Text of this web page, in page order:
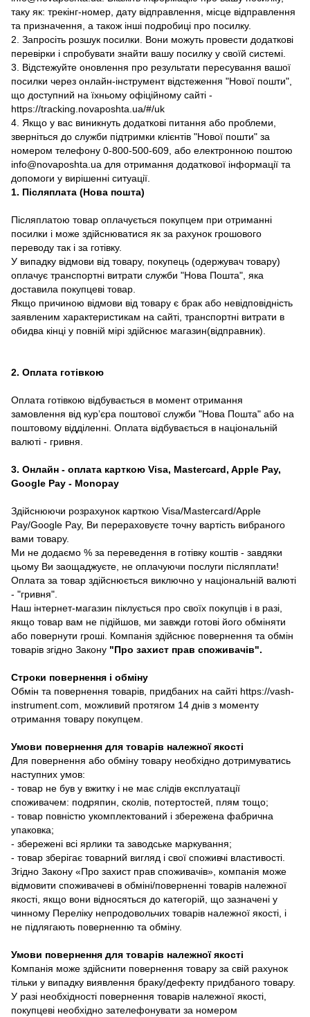
таку як: трекінг-номер, дату відправлення, місце відправлення
та призначення, а також інші подробиці про посилку.
2. Запросіть розшук посилки. Вони можуть провести додаткові
перевірки і спробувати знайти вашу посилку у своїй системі.
3. Відстежуйте оновлення про результати пересування вашої
посилки через онлайн-інструмент відстеження "Нової пошти",
що доступний на їхньому офіційному сайті -
https://tracking.novaposhta.ua/#/uk
4. Якщо у вас виникнуть додаткові питання або проблеми,
зверніться до служби підтримки клієнтів "Нової пошти" за
номером телефону 0-800-500-609, або електронною поштою
info@novaposhta.ua для отримання додаткової інформації та
допомоги у вирішенні ситуації.
1. Післяплата (Нова пошта)
Післяплатою товар оплачується покупцем при отриманні
посилки і може здійснюватися як за рахунок грошового
переводу так і за готівку.
У випадку відмови від товару, покупець (одержувач товару)
оплачує транспортні витрати служби "Нова Пошта", яка
доставила покупцеві товар.
Якщо причиною відмови від товару є брак або невідповідність
заявленим характеристикам на сайті, транспортні витрати в
обидва кінці у повній мірі здійснює магазин(відправник).
2. Оплата готівкою
Оплата готівкою відбувається в момент отримання
замовлення від курʼєра поштової служби "Нова Пошта" або на
поштовому відділенні. Оплата відбувається в національній
валюті - гривня.
3. Онлайн - оплата карткою Visa, Mastercard, Apple Pay,
Google Pay - Monopay
Здійснюючи розрахунок карткою Visa/Mastercard/Apple
Pay/Google Pay, Ви перераховуєте точну вартість вибраного
вами товару.
Ми не додаємо % за переведення в готівку коштів - завдяки
цьому Ви заощаджуєте, не оплачуючи послуги післяплати!
Оплата за товар здійснюється виключно у національній валюті
- "гривня".
Наш інтернет-магазин піклується про своїх покупців і в разі,
якщо товар вам не підійшов, ми завжди готові його обміняти
або повернути гроші. Компанія здійснює повернення та обмін
товарів згідно Закону "Про захист прав споживачів".
Строки повернення і обміну
Обмін та повернення товарів, придбаних на сайті https://vash-
instrument.com, можливий протягом 14 днів з моменту
отримання товару покупцем.
Умови повернення для товарів належної якості
Для повернення або обміну товару необхідно дотримуватись
наступних умов:
- товар не був у вжитку і не має слідів експлуатації
споживачем: подряпин, сколів, потертостей, плям тощо;
- товар повністю укомплектований і збережена фабрична
упаковка;
- збережені всі ярлики та заводське маркування;
- товар зберігає товарний вигляд і свої споживчі властивості.
Згідно Закону «Про захист прав споживачів», компанія може
відмовити споживачеві в обміні/поверненні товарів належної
якості, якщо вони відносяться до категорій, що зазначені у
чинному Переліку непродовольчих товарів належної якості, і
не підлягають поверненню та обміну.
Умови повернення для товарів належної якості
Компанія може здійснити повернення товару за свій рахунок
тільки у випадку виявлення браку/дефекту придбаного товару.
У разі необхідності повернення товарів належної якості,
покупцеві необхідно зателефонувати за номером